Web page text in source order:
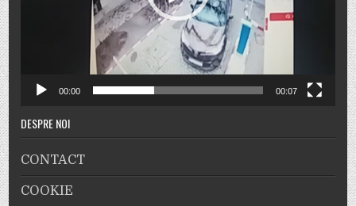
00:00 00:07
DESPRE NOI
CONTACT
COOKIE